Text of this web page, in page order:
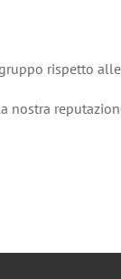
rispetto